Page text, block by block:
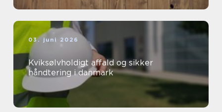
03. juni 2026
Kviksølvholdigt affald og sikker
håndtering i danmark